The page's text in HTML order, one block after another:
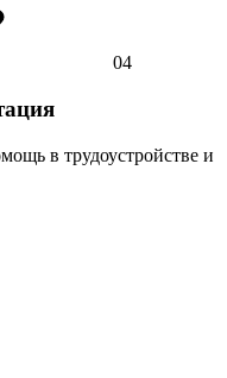
04
в трудоустройстве и